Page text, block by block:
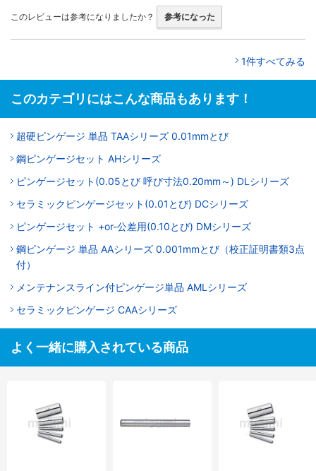
このレビューは参考になりましたか？ 参考になった
1件すべてみる
このカテゴリにはこんな商品もあります！
超硬ピンゲージ 単品 TAAシリーズ 0.01mmとび
鋼ピンゲージセット AHシリーズ
ピンゲージセット(0.05とび 呼び寸法0.20mm～) DLシリーズ
セラミックピンゲージセット(0.01とび) DCシリーズ
ピンゲージセット +or-公差用(0.10とび) DMシリーズ
鋼ピンゲージ 単品 AAシリーズ 0.001mmとび（校正証明書類3点
付）
メンテナンスライン付ピンゲージ単品 AMLシリーズ
セラミックピンゲージ CAAシリーズ
よく一緒に購入されている商品